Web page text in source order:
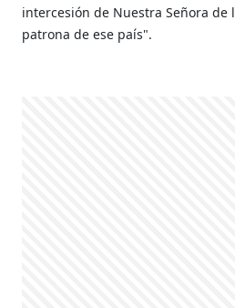
intercesión de Nuestra Señora de
patrona de ese país".